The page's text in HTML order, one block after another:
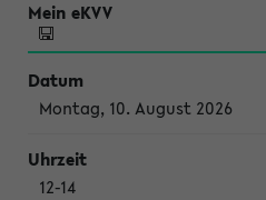
Montag, 10. August 2026
12-14